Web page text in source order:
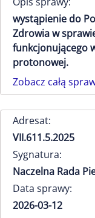
wystąpienie do
Zdrowia w
funkcjonującego
protonowej.
Zobacz całą
Adresat:
VII.611.5.2025
Sygnatura:
Naczelna Rada
Data sprawy:
2026-03-12